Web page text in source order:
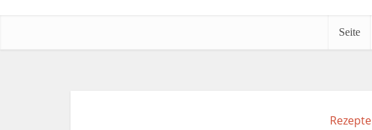
Seite
Rezepte